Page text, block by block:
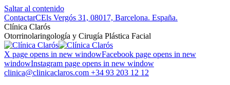
Saltar al contenido
ContactarCEls Vergós 31, 08017, Barcelona. España.
Clí­nica Clarós
Otorrinolaringología y Cirugía Plástica Facial
X page opens in new windowFacebook page opens in new
windowInstagram page opens in new window
clinica@clinicaclaros.com +34 93 203 12 12